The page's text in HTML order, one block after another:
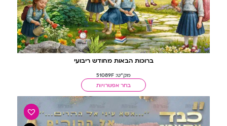
ברוכות הבאות מחודש ריבועי
מק"ט: 51089F
בחר אפשרויות